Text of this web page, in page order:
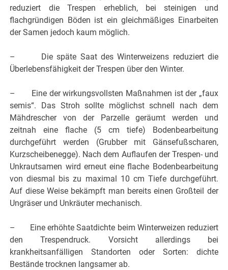
reduziert die Trespen erheblich, bei steinigen und
flachgründigen Böden ist ein gleichmäßiges Einarbeiten
der Samen jedoch kaum möglich.
– Die späte Saat des Winterweizens reduziert die
Überlebensfähigkeit der Trespen über den Winter.
– Eine der wirkungsvollsten Maßnahmen ist der „faux
semis“. Das Stroh sollte möglichst schnell nach dem
Mähdrescher von der Parzelle geräumt werden und
zeitnah eine flache (5 cm tiefe) Bodenbearbeitung
durchgeführt werden (Grubber mit Gänsefußscharen,
Kurzscheibenegge). Nach dem Auflaufen der Trespen- und
Unkrautsamen wird erneut eine flache Bodenbearbeitung
von diesmal bis zu maximal 10 cm Tiefe durchgeführt.
Auf diese Weise bekämpft man bereits einen Großteil der
Ungräser und Unkräuter mechanisch.
– Eine erhöhte Saatdichte beim Winterweizen reduziert
den Trespendruck. Vorsicht allerdings bei
krankheitsanfälligen Standorten oder Sorten: dichte
Bestände trocknen langsamer ab.